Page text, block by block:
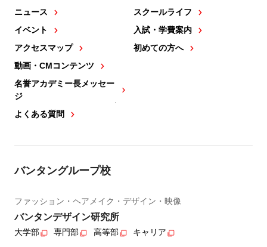
ニュース
イベント
アクセスマップ
動画・CMコンテンツ
名誉アカデミー長メッセー
ジ
よくある質問
スクールライフ
入試・学費案内
初めての方へ
バンタングループ校
ファッション・ヘアメイク・デザイン・映像
バンタンデザイン研究所
大学部 専門部 高等部 キャリア